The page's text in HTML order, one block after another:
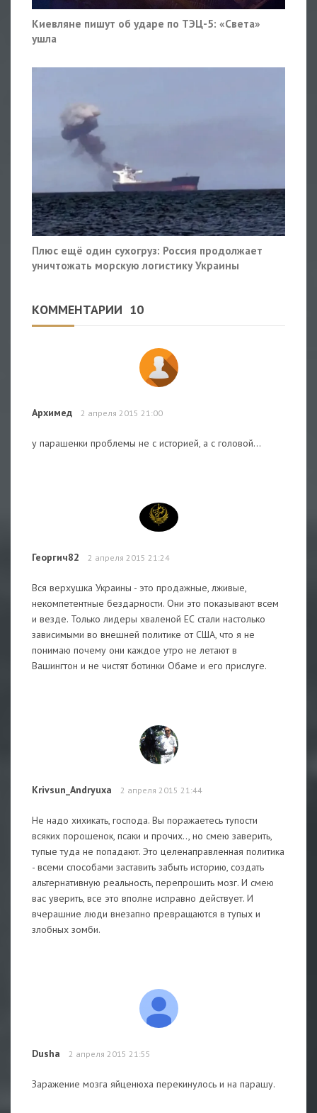
Киевляне пишут об ударе по ТЭЦ-5: «Света»
ушла
Плюс ещё один сухогруз: Россия продолжает
уничтожать морскую логистику Украины
КОММЕНТАРИИ 10
Архимед 2 апреля 2015 21:00
у парашенки проблемы не с историей, а с головой...
Георгич82 2 апреля 2015 21:24
Вся верхушка Украины - это продажные, лживые,
некомпетентные бездарности. Они это показывают всем
и везде. Только лидеры хваленой ЕС стали настолько
зависимыми во внешней политике от США, что я не
понимаю почему они каждое утро не летают в
Вашингтон и не чистят ботинки Обаме и его прислуге.
Krivsun_Andryuxa 2 апреля 2015 21:44
Не надо хихикать, господа. Вы поражаетесь тупости
всяких порошенок, псаки и прочих.., но смею заверить,
тупые туда не попадают. Это целенаправленная политика
- всеми способами заставить забыть историю, создать
альтернативную реальность, перепрошить мозг. И смею
вас уверить, все это вполне исправно действует. И
вчерашние люди внезапно превращаются в тупых и
злобных зомби.
Dusha 2 апреля 2015 21:55
Заражение мозга яйценюха перекинулось и на парашу.